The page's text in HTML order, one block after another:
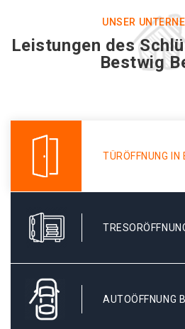
UNSER
Leistungen des
Bestwig
TÜRÖFFNUNG IN
AUTOÖFFNUNG